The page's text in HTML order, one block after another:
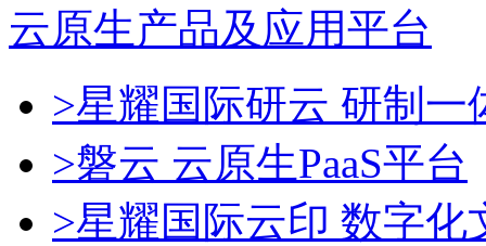
云原生产品及应用平台
>星耀国际研云 研制
>磐云 云原生PaaS平台
>星耀国际云印 数字化